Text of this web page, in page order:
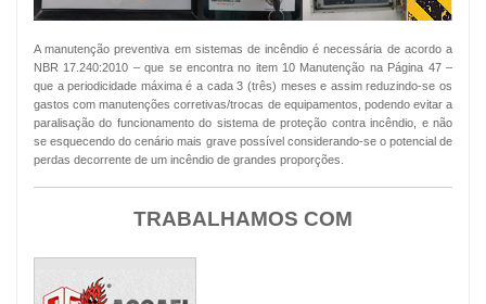
A manutenção preventiva em sistemas de incêndio é necessária de acordo a
NBR 17.240:2010 – que se encontra no item 10 Manutenção na Página 47 –
que a periodicidade máxima é a cada 3 (três) meses e assim reduzindo-se os
gastos com manutenções corretivas/trocas de equipamentos, podendo evitar a
paralisação do funcionamento do sistema de proteção contra incêndio, e não
se esquecendo do cenário mais grave possível considerando-se o potencial de
perdas decorrente de um incêndio de grandes proporções.
TRABALHAMOS COM